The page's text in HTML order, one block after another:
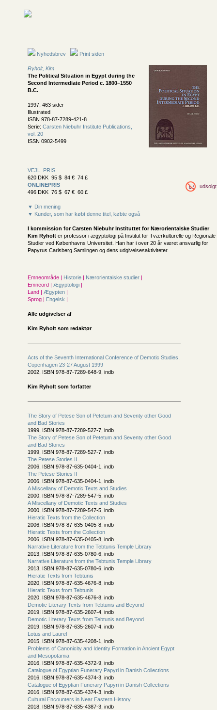
Nyhedsbrev Print siden
Ryholt, Kim
The Political Situation in Egypt during the
Second Intermediate Period c. 1800–1550
B.C.
1997, 463 sider
Illustrated
ISBN 978-87-7289-421-8
Serie: Carsten Niebuhr Institute Publications,
vol. 20
ISSN 0902-5499
VEJL. PRIS
620 DKK 95 $ 84 € 74 £
ONLINEPRIS
496 DKK 76 $ 67 € 60 £
udsolgt
▼ Din mening
▼ Kunder, som har købt denne titel, købte også
I kommission forCarsten Niebuhr Instituttet for Nærorientalske Studier
Kim Ryholt er professor i ægyptologi på Institut for Tværkulturelle og Regionale
Studier ved Københavns Universitet. Han har i over 20 år været ansvarlig for
Papyrus Carlsberg Samlingen og dens udgivelsesaktiviteter.
Emneområde | Historie | Nærorientalske studier |
Emneord | Ægyptologi |
Land | Ægypten |
Sprog | Engelsk |
Alle udgivelser af
Kim Ryholt som redaktør
Acts of the Seventh International Conference of Demotic Studies,
Copenhagen 23-27 August 1999
2002, ISBN 978-87-7289-648-9, indb
Kim Ryholt som forfatter
The Story of Petese Son of Petetum and Seventy other Good
and Bad Stories
1999, ISBN 978-87-7289-527-7, indb
The Story of Petese Son of Petetum and Seventy other Good
and Bad Stories
1999, ISBN 978-87-7289-527-7, indb
The Petese Stories II
2006, ISBN 978-87-635-0404-1, indb
The Petese Stories II
2006, ISBN 978-87-635-0404-1, indb
A Miscellany of Demotic Texts and Studies
2000, ISBN 978-87-7289-547-5, indb
A Miscellany of Demotic Texts and Studies
2000, ISBN 978-87-7289-547-5, indb
Hieratic Texts from the Collection
2006, ISBN 978-87-635-0405-8, indb
Hieratic Texts from the Collection
2006, ISBN 978-87-635-0405-8, indb
Narrative Literature from the Tebtunis Temple Library
2013, ISBN 978-87-635-0780-6, indb
Narrative Literature from the Tebtunis Temple Library
2013, ISBN 978-87-635-0780-6, indb
Hieratic Texts from Tebtunis
2020, ISBN 978-87-635-4676-8, indb
Hieratic Texts from Tebtunis
2020, ISBN 978-87-635-4676-8, indb
Demotic Literary Texts from Tebtunis and Beyond
2019, ISBN 978-87-635-2607-4, indb
Demotic Literary Texts from Tebtunis and Beyond
2019, ISBN 978-87-635-2607-4, indb
Lotus and Laurel
2015, ISBN 978-87-635-4208-1, indb
Problems of Canonicity and Identity Formation in Ancient Egypt
and Mesopotamia
2016, ISBN 978-87-635-4372-9, indb
Catalogue of Egyptian Funerary Papyri in Danish Collections
2016, ISBN 978-87-635-4374-3, indb
Catalogue of Egyptian Funerary Papyri in Danish Collections
2016, ISBN 978-87-635-4374-3, indb
Cultural Encounters in Near Eastern History
2018, ISBN 978-87-635-4387-3, indb